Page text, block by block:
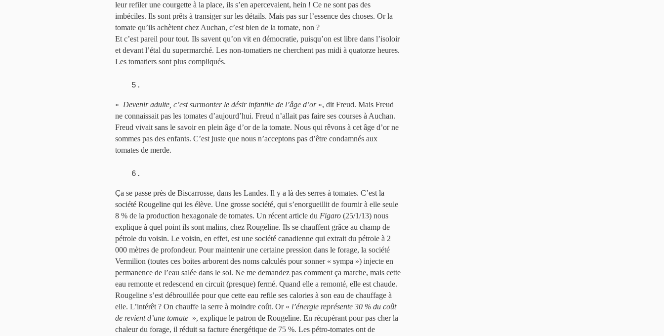
leur refiler une courgette à la place, ils s’en apercevaient, hein ! Ce ne sont pas des
imbéciles. Ils sont prêts à transiger sur les détails. Mais pas sur l’essence des choses. Or la
tomate qu’ils achètent chez Auchan, c’est bien de la tomate, non ?
Et c’est pareil pour tout. Ils savent qu’on vit en démocratie, puisqu’on est libre dans l’isoloir
et devant l’étal du supermarché. Les non-tomatiers ne cherchent pas midi à quatorze heures.
Les tomatiers sont plus compliqués.
5.
« Devenir adulte, c’est surmonter le désir infantile de l’âge d’or», dit Freud. Mais Freud
ne connaissait pas les tomates d’aujourd’hui. Freud n’allait pas faire ses courses à Auchan.
Freud vivait sans le savoir en plein âge d’or de la tomate. Nous qui rêvons à cet âge d’or ne
sommes pas des enfants. C’est juste que nous n’acceptons pas d’être condamnés aux
tomates de merde.
6.
Ça se passe près de Biscarrosse, dans les Landes. Il y a là des serres à tomates. C’est la
société Rougeline qui les élève. Une grosse société, qui s’enorgueillit de fournir à elle seule
8 % de la production hexagonale de tomates. Un récent article du Figaro (25/1/13) nous
explique à quel point ils sont malins, chez Rougeline. Ils se chauffent grâce au champ de
pétrole du voisin. Le voisin, en effet, est une société canadienne qui extrait du pétrole à 2
000 mètres de profondeur. Pour maintenir une certaine pression dans le forage, la société
Vermilion (toutes ces boites arborent des noms calculés pour sonner « sympa ») injecte en
permanence de l’eau salée dans le sol. Ne me demandez pas comment ça marche, mais cette
eau remonte et redescend en circuit (presque) fermé. Quand elle a remonté, elle est chaude.
Rougeline s’est débrouillée pour que cette eau refile ses calories à son eau de chauffage à
elle. L’intérêt ? On chauffe la serre à moindre coût. Or « l’énergie représente 30 % du coût
de revient d’une tomate », explique le patron de Rougeline. En récupérant pour pas cher la
chaleur du forage, il réduit sa facture énergétique de 75 %. Les pétro-tomates ont de